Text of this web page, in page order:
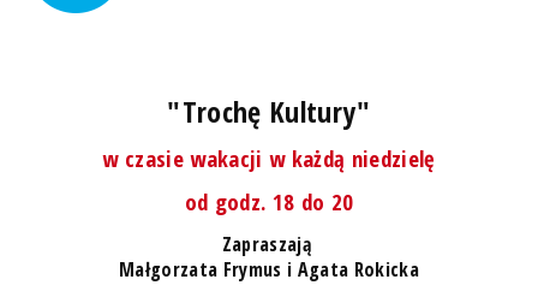
"Trochę Kultury"
w czasie wakacji w każdą niedzielę
od godz. 18 do 20
Zapraszają
Małgorzata Frymus i Agata Rokicka